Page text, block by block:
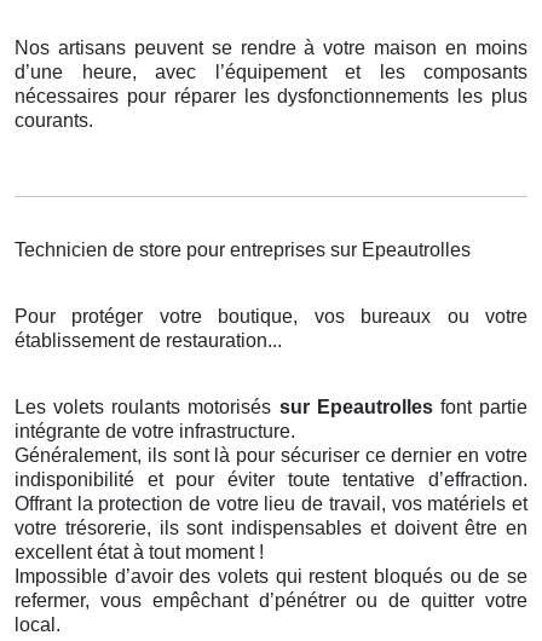
Nos artisans peuvent se rendre à votre maison en moins
d’une heure, avec l’équipement et les composants
nécessaires pour réparer les dysfonctionnements les plus
courants.
Technicien de store pour entreprises sur Epeautrolles
Pour protéger votre boutique, vos bureaux ou votre
établissement de restauration...
Les volets roulants motorisés sur Epeautrolles font partie
intégrante de votre infrastructure.
Généralement, ils sont là pour sécuriser ce dernier en votre
indisponibilité et pour éviter toute tentative d’effraction.
Offrant la protection de votre lieu de travail, vos matériels et
votre trésorerie, ils sont indispensables et doivent être en
excellent état à tout moment !
Impossible d’avoir des volets qui restent bloqués ou de se
refermer, vous empêchant d’pénétrer ou de quitter votre
local.